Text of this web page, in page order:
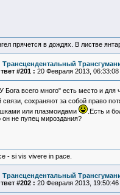
прячется в дождях. В листве
Трансцендентальный
#201 : 20 Февраля 2013, 06:33:08
Бога всего много" есть место и для
связи, сохраняют за собой право
или плазмоидами
.Есть и
он не пупец мироздания?
- si vis vivere in pace.
Трансцендентальный
#202 : 20 Февраля 2013, 19:50:46